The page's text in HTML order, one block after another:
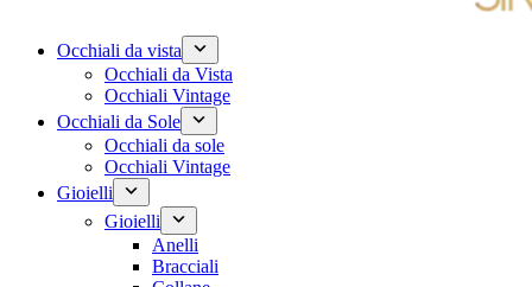
Occhiali da vista
Occhiali da Vista
Occhiali Vintage
Occhiali da Sole
Occhiali da sole
Occhiali Vintage
Gioielli
Gioielli
Anelli
Bracciali